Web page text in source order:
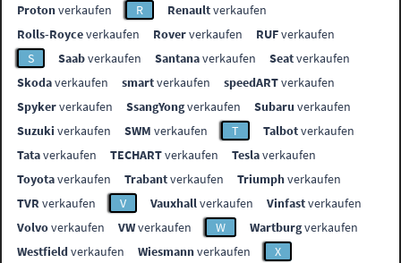
Protonverkaufen R Renaultverkaufen
Rolls-Royceverkaufen Roververkaufen RUFverkaufen
S
Saabverkaufen Santanaverkaufen Seatverkaufen
Skodaverkaufen smartverkaufen speedARTverkaufen
Spykerverkaufen SsangYongverkaufen Subaru verkaufen
Suzuki verkaufen SWM verkaufen T Talbotverkaufen
Tataverkaufen TECHARTverkaufen Teslaverkaufen
Toyotaverkaufen Trabantverkaufen Triumphverkaufen
TVR verkaufen V Vauxhallverkaufen Vinfastverkaufen
Volvoverkaufen VWverkaufen W Wartburgverkaufen
Westfieldverkaufen Wiesmannverkaufen
X